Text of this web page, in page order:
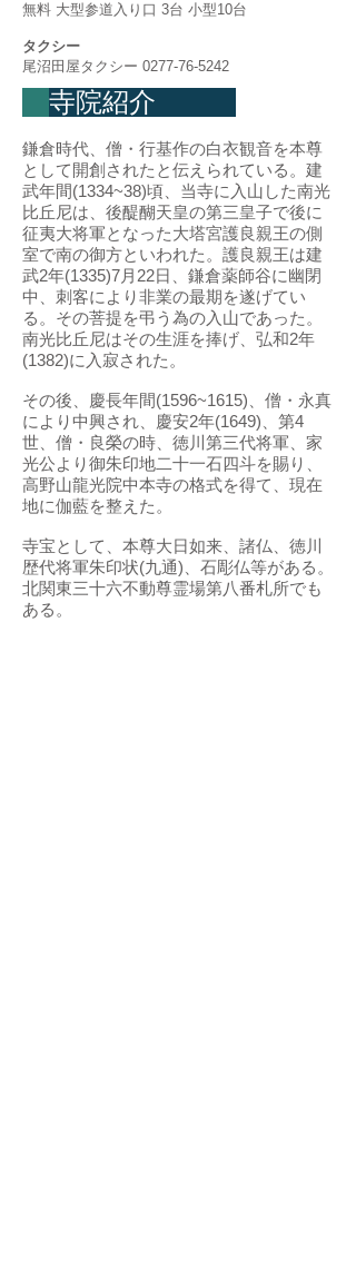
無料 大型参道入り口 3台 小型10台
タクシー
尾沼田屋タクシー 0277-76-5242
寺院紹介
鎌倉時代、僧・行基作の白衣観音を本尊
として開創されたと伝えられている。建
武年間(1334~38)頃、当寺に入山した南光
比丘尼は、後醍醐天皇の第三皇子で後に
征夷大将軍となった大塔宮護良親王の側
室で南の御方といわれた。護良親王は建
武2年(1335)7月22日、鎌倉薬師谷に幽閉
中、刺客により非業の最期を遂げてい
る。その菩提を弔う為の入山であった。
南光比丘尼はその生涯を捧げ、弘和2年
(1382)に入寂された。
その後、慶長年間(1596~1615)、僧・永真
により中興され、慶安2年(1649)、第4
世、僧・良榮の時、徳川第三代将軍、家
光公より御朱印地二十一石四斗を賜り、
高野山龍光院中本寺の格式を得て、現在
地に伽藍を整えた。
寺宝として、本尊大日如来、諸仏、徳川
歴代将軍朱印状(九通)、石彫仏等がある。
北関東三十六不動尊霊場第八番札所でも
ある。